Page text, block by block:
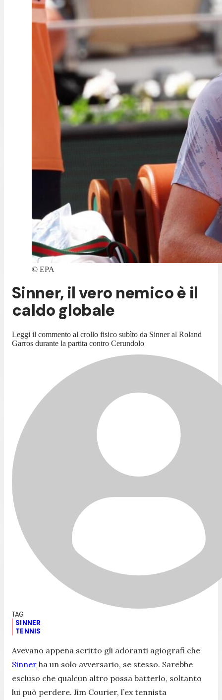
© EPA
Sinner, il vero nemico è il
caldo globale
Leggi il commento al crollo fisico subìto da Sinner al Roland
Garros durante la partita contro Cerundolo
SINNER
TENNIS
Avevano appena scritto gli adoranti agiografi che
Sinner ha un solo avversario, se stesso. Sarebbe
escluso che qualcun altro possa batterlo, soltanto
lui può perdere. Jim Courier, l’ex tennista